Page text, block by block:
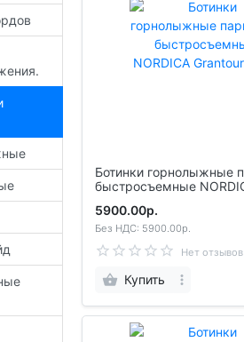
Ботинки горнолыжные парковые
быстросъемные NORDICA Grantour.
5900.00р.
Без НДС: 5900.00р.
Нет отзывов
Купить